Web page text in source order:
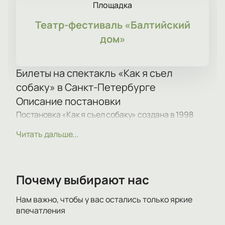
Площадка
Театр-фестиваль «Балтийский
дом»
Билеты на спектакль «Как я съел
собаку» в Санкт-Петербурге
Описание постановки
Постановка «Как я съел собаку» создана в 1998
воспоминания, что вызывает интерес публики. Со
история взросления через взаимодействие с
государством и поиск свободы.
Сюжет
Главная тема — взросление личности через опыт
Читать дальше...
Почему выбирают нас
Нам важно, чтобы у вас остались только яркие
впечатления